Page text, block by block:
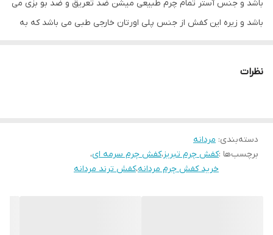
رسمی راحتی مناسب تیپ های کژوال و
اسپرت.رنگ کفش سرمه ای می باشد.
جنس زیره
باشد و جنس آستر تمام چرم طبیعی میشن ضد تعریق و ضد بو بزی می
باشد و زیره این کفش از جنس پلی اورتان خارجی طبی می باشد که به
انعطاف پذیر ضد ترک و ضد شکنندگی میباشد . کفی این کفش طبی تمام
نظرات
دسته‌بندی: مردانه
برچسب‌ها :کفش چرم تبریز،کفش چرم سرمه ای،
خرید کفش چرم مردانه،کفش ترند مردانه